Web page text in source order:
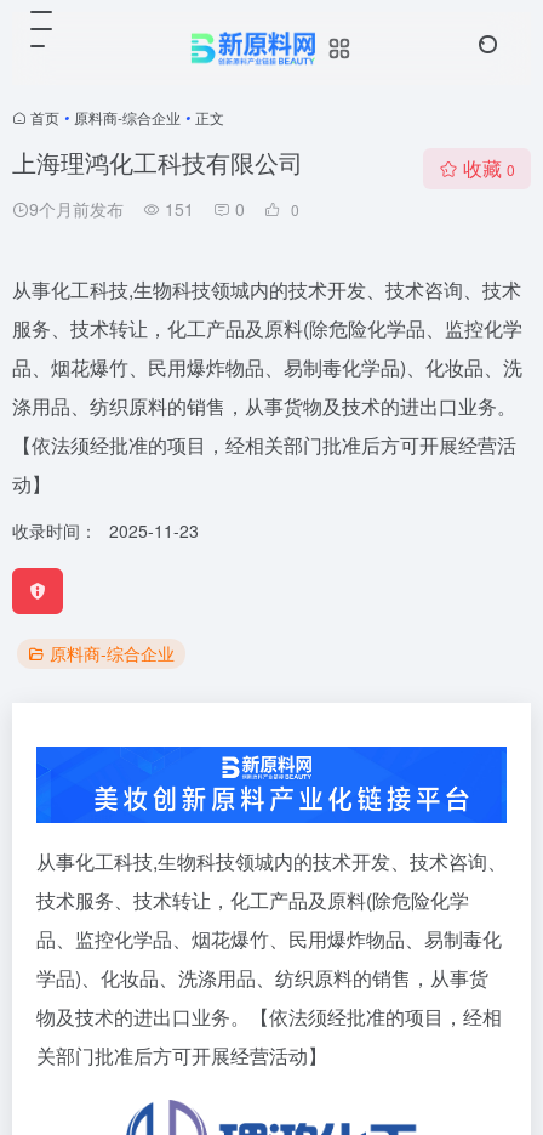
首页 • 原料商-综合企业 • 正文
上海理鸿化工科技有限公司
9个月前发布 151 0 0
收藏 0
从事化工科技,生物科技领城内的技术开发、技术咨询、技术
服务、技术转让，化工产品及原料(除危险化学品、监控化学
品、烟花爆竹、民用爆炸物品、易制毒化学品)、化妆品、洗
涤用品、纺织原料的销售，从事货物及技术的进出口业务。
【依法须经批准的项目，经相关部门批准后方可开展经营活
动】
收录时间： 2025-11-23
原料商-综合企业
从事化工科技,生物科技领城内的技术开发、技术咨询、
技术服务、技术转让，化工产品及原料(除危险化学
品、监控化学品、烟花爆竹、民用爆炸物品、易制毒化
学品)、化妆品、洗涤用品、纺织原料的销售，从事货
物及技术的进出口业务。【依法须经批准的项目，经相
关部门批准后方可开展经营活动】